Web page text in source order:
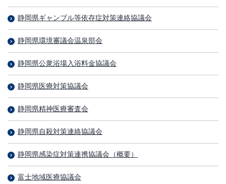
静岡県ギャンブル等依存症対策連絡協議会
静岡県環境審議会温泉部会
静岡県公衆浴場入浴料金協議会
静岡県医療対策協議会
静岡県精神医療審査会
静岡県自殺対策連絡協議会
静岡県感染症対策連携協議会（概要）
富士地域医療協議会